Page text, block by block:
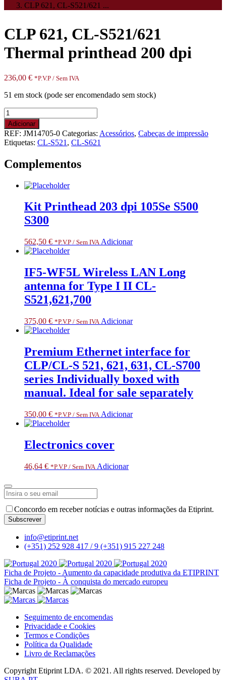
CLP 621, CL-S521/621 ...
CLP 621, CL-S521/621
Thermal printhead 200 dpi
236,00 € *P.V.P / Sem IVA
51 em stock (pode ser encomendado sem stock)
Quantidade
de
CLP
621,
CL-
Thermal
Adicionar
REF: JM14705-0 Categorias: Acessórios, Cabeças de impressão
Etiquetas: CL-S521 , CL-S621
Complementos
Kit Printhead 203 dpi 105Se S500
S300
562,50 € *P.V.P / Sem IVA Adicionar
IF5-WF5L Wireless LAN Long
antenna for Type I II CL-
S521,621,700
375,00 € *P.V.P / Sem IVA Adicionar
Premium Ethernet interface for
CLP/CL-S 521, 621, 631, CL-S700
series Individually boxed with
manual. Ideal for sale separately
350,00 € *P.V.P / Sem IVA Adicionar
Electronics cover
46,64 € *P.V.P / Sem IVA Adicionar
Number*
Concordo em receber notícias e outras informações da Etiprint.
Subscrever
info@etiprint.net
(+351) 252 928 417 / 9 (+351) 915 227 248
Ficha de Projeto - Aumento da capacidade produtiva da ETIPRINT
Ficha de Projeto - À conquista do mercado europeu
Seguimento de encomendas
Privacidade e Cookies
Termos e Condições
Política da Qualidade
Livro de Reclamações
Copyright Etiprint LDA. © 2021. All rights reserved. Developed by